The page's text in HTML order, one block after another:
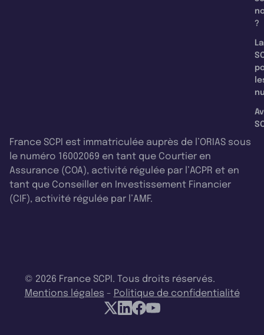
?
La
France SCPI est immatriculée auprès de l’ORIAS sous
le numéro 16002069 en tant que Courtier en
Assurance (COA), activité régulée par l’ACPR et en
tant que Conseiller en Investissement Financier
(CIF), activité régulée par l’AMF.
© 2026 France SCPI. Tous droits réservés.
Mentions légales - Politique de confidentialité